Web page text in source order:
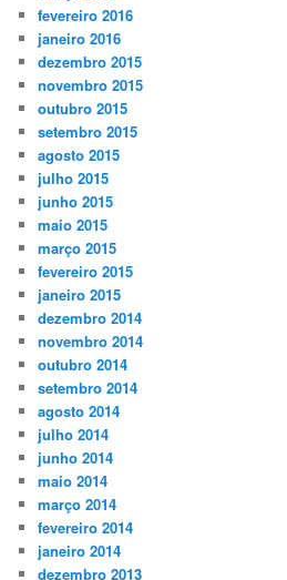
fevereiro 2016
janeiro 2016
dezembro 2015
novembro 2015
outubro 2015
setembro 2015
agosto 2015
julho 2015
junho 2015
maio 2015
março 2015
fevereiro 2015
janeiro 2015
dezembro 2014
novembro 2014
outubro 2014
setembro 2014
agosto 2014
julho 2014
junho 2014
maio 2014
março 2014
fevereiro 2014
janeiro 2014
dezembro 2013